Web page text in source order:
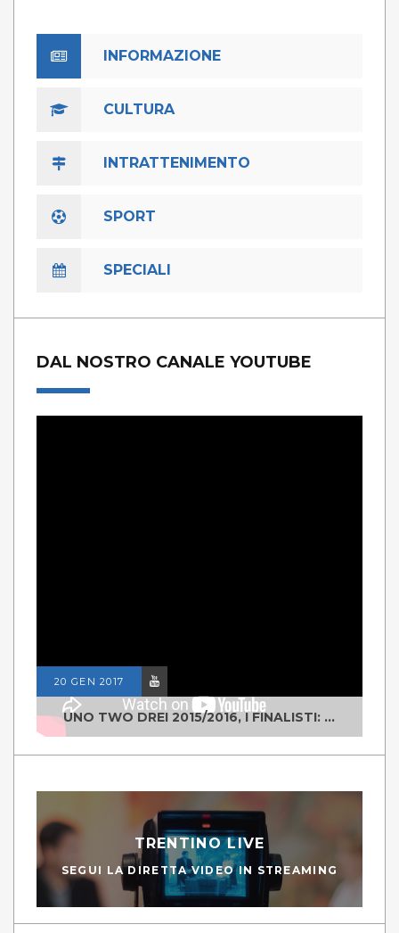
INFORMAZIONE
CULTURA
INTRATTENIMENTO
SPORT
SPECIALI
DAL NOSTRO CANALE YOUTUBE
20 GEN 2017
UNO TWO DREI 2015/2016, I FINALISTI: CLASSE IV ALS ISTITUTO "DEGASPERI" BORGO VALSUGANA
TRENTINO LIVE
SEGUI LA DIRETTA VIDEO IN STREAMING